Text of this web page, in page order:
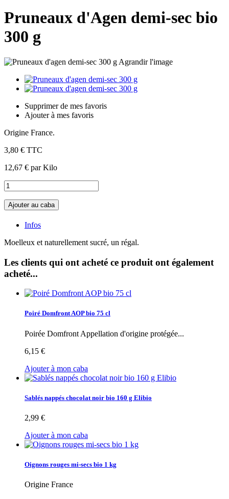
Pruneaux d'Agen demi-sec bio
300 g
Agrandir l'image
Supprimer de mes favoris
Ajouter à mes favoris
Origine France.
3,80 € TTC
12,67 € par Kilo
Ajouter au caba
Infos
Moelleux et naturellement sucré, un régal.
Les clients qui ont acheté ce produit ont également
acheté...
Poiré Domfront AOP bio 75 cl
Poirée Domfront Appellation d'origine protégée...
6,15 €
Ajouter à mon caba
Sablés nappés chocolat noir bio 160 g Elibio
2,99 €
Ajouter à mon caba
Oignons rouges mi-secs bio 1 kg
Origine France